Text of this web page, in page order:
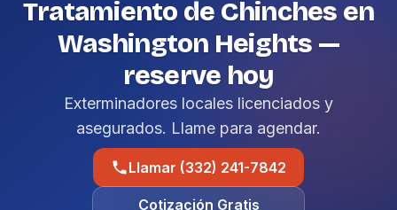
Tratamiento de Chinches en
Washington Heights —
reserve hoy
Exterminadores locales licenciados y
asegurados. Llame para agendar.
Llamar (332) 241-7842
Cotización Gratis